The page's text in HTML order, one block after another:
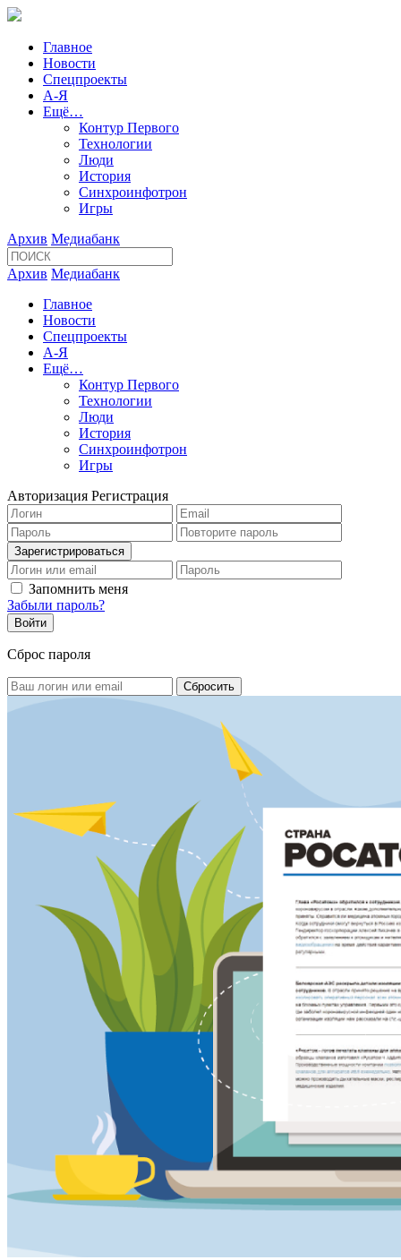
Главное
Новости
Спецпроекты
А-Я
Ещё…
Контур Первого
Технологии
Люди
История
Синхроинфотрон
Игры
Архив Медиабанк
Архив Медиабанк
Главное
Новости
Спецпроекты
А-Я
Ещё…
Контур Первого
Технологии
Люди
История
Синхроинфотрон
Игры
Авторизация Регистрация
Запомнить меня
Забыли пароль?
Сброс пароля